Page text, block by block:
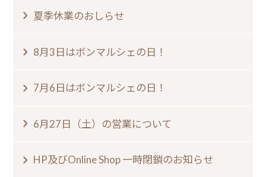
夏季休業のおしらせ⁠
8月3日はボンマルシェの日⁠！⁠ ⁠
7月6日はボンマルシェの日⁠！⁠
6月27日（土）の営業について
HP及びOnline Shop 一時閉鎖のお知らせ